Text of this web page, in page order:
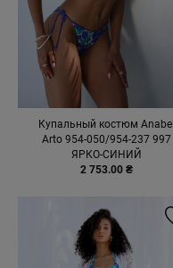
Купальный костюм Anabel
Arto 954-050/954-237 997
ЯРКО-СИНИЙ
2 753.00 ₴